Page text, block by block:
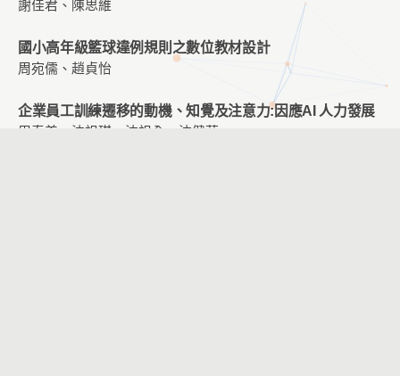
謝佳君、陳思維
國小高年級籃球違例規則之數位教材設計
周宛儒、趙貞怡
企業員工訓練遷移的動機、知覺及注意力:因應AI 人力發展
周春美、沈祖琪、沈祖全、沈健華